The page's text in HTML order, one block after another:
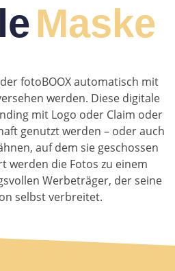
Maske
fotoBOOX automatisch mit
werden. Diese digitale
mit Logo oder Claim oder
genutzt werden – oder auch
auf dem sie geschossen
werden die Fotos zu einem
Werbeträger, der seine
selbst verbreitet.